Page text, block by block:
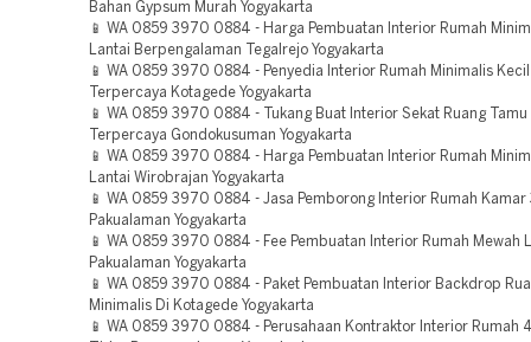
Bahan Gypsum Murah Yogyakarta
📱 WA 0859 3970 0884 - Harga Pembuatan Interior Rumah
Lantai Berpengalaman Tegalrejo Yogyakarta
📱 WA 0859 3970 0884 - Penyedia Interior Rumah Minimalis
Terpercaya Kotagede Yogyakarta
📱 WA 0859 3970 0884 - Tukang Buat Interior Sekat Ruang Tamu
Terpercaya Gondokusuman Yogyakarta
📱 WA 0859 3970 0884 - Harga Pembuatan Interior Rumah
Lantai Wirobrajan Yogyakarta
📱 WA 0859 3970 0884 - Jasa Pemborong Interior Rumah Kamar
Pakualaman Yogyakarta
📱 WA 0859 3970 0884 - Fee Pembuatan Interior Rumah Mewah
Pakualaman Yogyakarta
📱 WA 0859 3970 0884 - Paket Pembuatan Interior Backdrop
Minimalis Di Kotagede Yogyakarta
📱 WA 0859 3970 0884 - Perusahaan Kontraktor Interior Rumah